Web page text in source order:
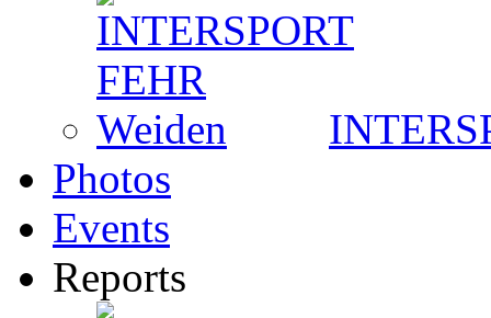
Photos
Events
Reports